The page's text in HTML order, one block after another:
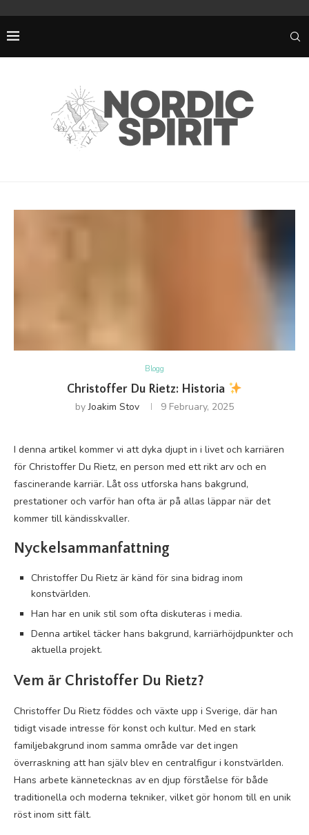
Blogg
Christoffer Du Rietz: Historia
byJoakim Stov 9 February, 2025
I denna artikel kommer vi att dyka djupt in i livet och karriären
för Christoffer Du Rietz, en person med ett rikt arv och en
fascinerande karriär. Låt oss utforska hans bakgrund,
prestationer och varför han ofta är på allas läppar när det
kommer till kändisskvaller.
Nyckelsammanfattning
Christoffer Du Rietz är känd för sina bidrag inom
konstvärlden.
Han har en unik stil som ofta diskuteras i media.
Denna artikel täcker hans bakgrund, karriärhöjdpunkter och
aktuella projekt.
Vem är Christoffer Du Rietz?
Christoffer Du Rietz föddes och växte upp i Sverige, där han
tidigt visade intresse för konst och kultur. Med en stark
familjebakgrund inom samma område var det ingen
överraskning att han själv blev en centralfigur i konstvärlden.
Hans arbete kännetecknas av en djup förståelse för både
traditionella och moderna tekniker, vilket gör honom till en unik
röst inom sitt fält.